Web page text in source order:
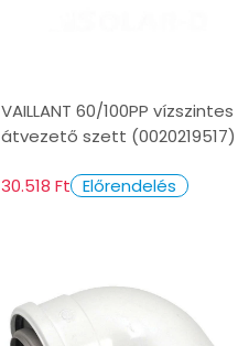
VAILLANT 60/100PP vízszintes
átvezető szett (0020219517)
30.518 Ft Előrendelés